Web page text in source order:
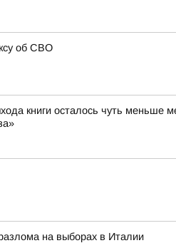
об СВО
книги осталось чуть меньше
на выборах в Италии